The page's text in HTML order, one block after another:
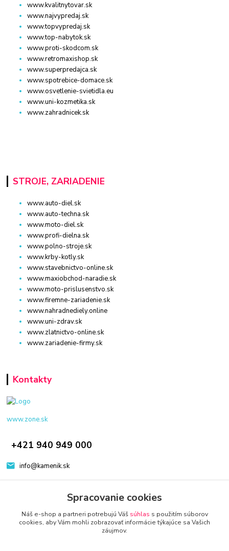
www.kvalitnytovar.sk
www.najvypredaj.sk
www.topvypredaj.sk
www.top-nabytok.sk
www.proti-skodcom.sk
www.retromaxishop.sk
www.superpredajca.sk
www.spotrebice-domace.sk
www.osvetlenie-svietidla.eu
www.uni-kozmetika.sk
www.zahradnicek.sk
STROJE, ZARIADENIE
www.auto-diel.sk
www.auto-techna.sk
www.moto-diel.sk
www.profi-dielna.sk
www.polno-stroje.sk
www.krby-kotly.sk
www.stavebnictvo-online.sk
www.maxiobchod-naradie.sk
www.moto-prislusenstvo.sk
www.firemne-zariadenie.sk
www.nahradnediely.online
www.uni-zdrav.sk
www.zlatnictvo-online.sk
www.zariadenie-firmy.sk
Kontakty
www.zone.sk
+421 940 949 000
info@kamenik.sk
Spracovanie cookies
Náš e-shop a partneri potrebujú Váš súhlas s použitím súborov
cookies, aby Vám mohli zobrazovať informácie týkajúce sa Vašich
záujmov.